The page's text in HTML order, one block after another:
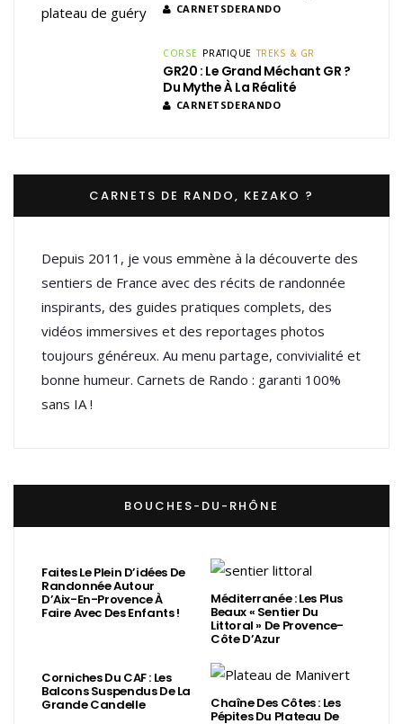
CARNETSDERANDO
CORSE PRATIQUE TREKS & GR
GR20 : Le Grand Méchant GR ?
Du Mythe À La Réalité
CARNETSDERANDO
CARNETS DE RANDO, KEZAKO ?
Depuis 2011, je vous emmène à la découverte des
sentiers de France avec des récits de randonnée
inspirants, des guides pratiques complets, des
vidéos immersives et des reportages photos
toujours généreux. Au menu partage, convivialité et
bonne humeur. Carnets de Rando : garanti 100%
sans IA !
BOUCHES-DU-RHÔNE
Faites Le Plein D’idées De
Randonnée Autour
D’Aix-En-Provence À
Faire Avec Des Enfants !
Méditerranée : Les Plus
Beaux « Sentier Du
Littoral » De Provence-
Côte D’Azur
Corniches Du CAF : Les
Balcons Suspendus De La
Grande Candelle Chaîne Des Côtes : Les
Pépites Du Plateau De